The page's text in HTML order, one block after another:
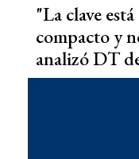
"La clave
compacto y
analizó DT